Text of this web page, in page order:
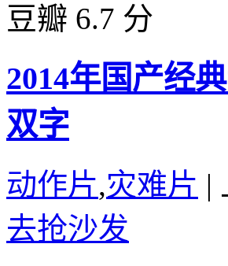
豆瓣 6.7 分
2014年国产经
双字
动作片,灾难片 |
去抢沙发